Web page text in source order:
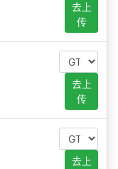
去上
传
去上
传
去上